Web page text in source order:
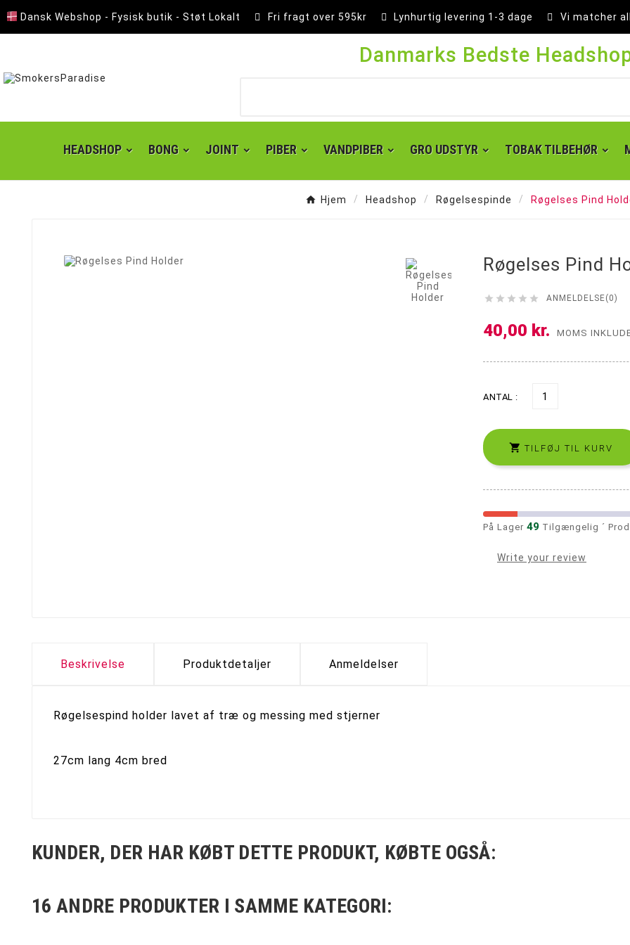
Dansk Webshop - Fysisk butik - Støt Lokalt Fri fragt over 595kr Lynhurtig levering 1-3 dage Vi matcher
Danmarks Bedste
HEADSHOP BONG JOINT PIBER VANDPIBER GRO UDSTYR TOBAK TILBEHØR
Hjem Headshop Røgelsespinde Røgelses Pind
Røgelses Pind
     ANMELDELSE(0)
40,00 kr. MOMS
ANTAL :
 TILFØJ TIL KURV
På Lager 49 Tilgængelig ´
Write your review
Beskrivelse Produktdetaljer Anmeldelser
Røgelsespind holder lavet af træ og messing med stjerner
27cm lang 4cm bred
KUNDER, DER HAR KØBT DETTE PRODUKT, KØBTE OGSÅ:
16 ANDRE PRODUKTER I SAMME KATEGORI: